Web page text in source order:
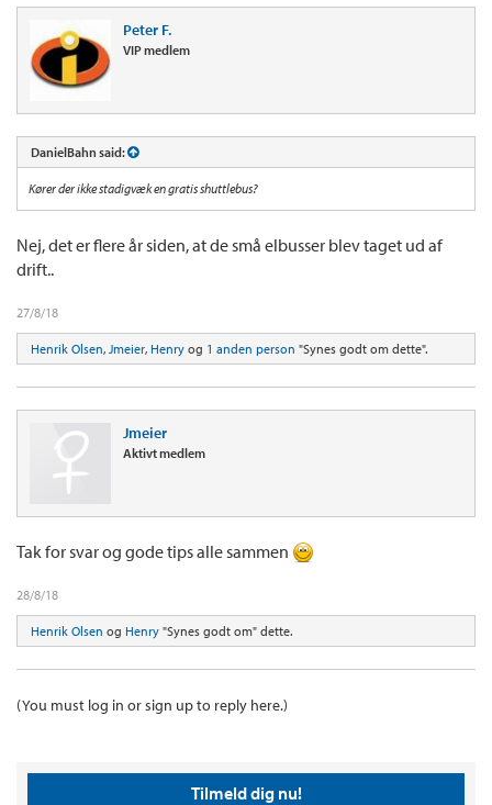
Peter F.
VIP medlem
DanielBahn said:
Kører der ikke stadigvæk en gratis shuttlebus?
Nej, det er flere år siden, at de små elbusser blev taget ud af
drift..
27/8/18
Henrik Olsen, Jmeier, Henry og 1 anden person "Synes godt om dette".
Jmeier
Aktivt medlem
Tak for svar og gode tips alle sammen
28/8/18
Henrik Olsen og Henry "Synes godt om" dette.
(You must log in or sign up to reply here.)
Tilmeld dig nu!